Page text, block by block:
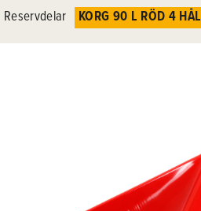
Reservdelar KORG 90 L RÖD 4 HÅL